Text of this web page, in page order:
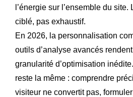
l’énergie sur l’ensemble du
ciblé, pas exhaustif.
En 2026, la personnalisation
outils d’analyse avancés
granularité d’optimisation
reste la même : comprendre
visiteur ne convertit pas,